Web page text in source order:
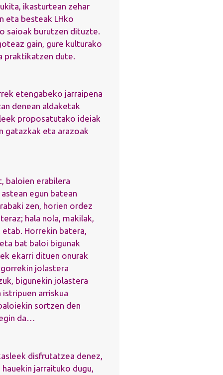
ikasturtean zehar
eta besteak LHko
saioak burutzen dituzte.
gain, gure kulturako
praktikatzen dute.
etengabeko jarraipena
denean aldaketak
proposatutako ideiak
eta arazoak
baloien erabilera
egun batean
zen, horien ordez
hala nola, makilak,
etab. Horrekin batera,
bat baloi bigunak
ekarri dituen onurak
jolastera
bigunekin jolastera
arriskua
sortzen den
da…
disfrutatzea denez,
jarraituko dugu,